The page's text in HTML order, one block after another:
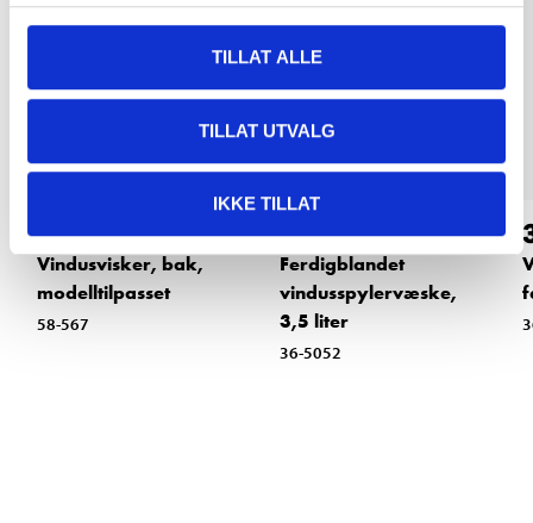
TILLAT ALLE
TILLAT UTVALG
IKKE TILLAT
94
Vindusvisker, bak,
modelltilpasset
58-567
44
Ferdigblandet
vindusspylervæske,
3,5 liter
36-5052